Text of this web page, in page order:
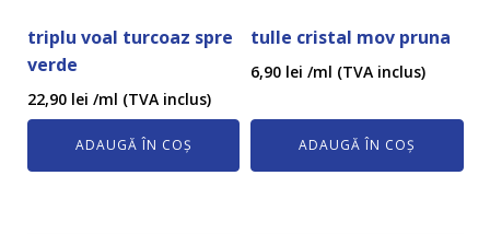
triplu voal turcoaz spre
verde
22,90 lei /ml (TVA inclus)
ADAUGĂ ÎN COȘ
tulle cristal mov pruna
6,90 lei /ml (TVA inclus)
ADAUGĂ ÎN COȘ